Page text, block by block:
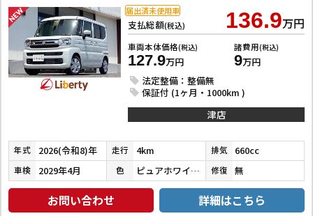
支払総額(税込) 136.9万円
車両本体価格(税込)
127.9万円
諸費用(税込)
9万円
法定整備：整備無
保証付 (1ヶ月・1000km )
届出済未使用車
津店
年式 2026(令和8)年 走行 4km 排気 660cc
車検 2029年4月 色 ピュアホワイトパール 修復 無
お問い合わせ 詳細はこちら